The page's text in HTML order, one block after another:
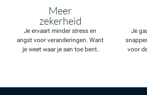
Meer
zekerheid
Je ervaart minder stress en
angst voor veranderingen. Want
je weet waar je aan toe bent.
Je
voor